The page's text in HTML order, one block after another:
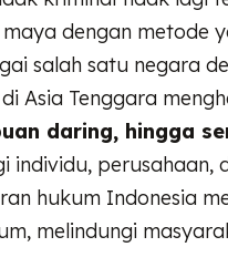
dengan metode
salah satu negara
Asia Tenggara
daring, hingga
individu, perusahaan,
hukum Indonesia
melindungi